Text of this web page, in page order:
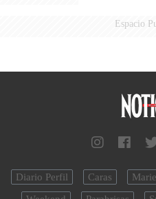
Espacio
Diario Perfil Caras